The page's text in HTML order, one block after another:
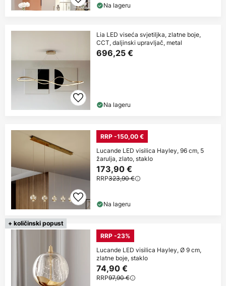
Na lageru
Lia LED viseća svjetiljka, zlatne boje,
CCT, daljinski upravljač, metal
696,25 €
Na lageru
RRP -150,00 €
Lucande LED visilica Hayley, 96 cm, 5
žarulja, zlato, staklo
173,90 €
RRP323,90 €
Na lageru
+ količinski popust
RRP -23%
Lucande LED visilica Hayley, Ø 9 cm,
zlatne boje, staklo
74,90 €
RRP97,90 €